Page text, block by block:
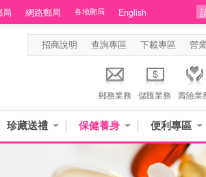
局 網路郵局 各地郵局 English
招商說明 查詢專區 下載專區 營
郵務業務 儲匯業務 壽險業
珍藏送禮 保健養身 便利專區